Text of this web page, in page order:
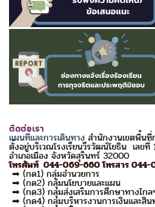
ติดต่อเรา
แผนที่และการเดินทาง สำนักงานเขตพื้น
ตั้งอยู่บริเวณโรงเรียนวีรวัฒน์โยธิน เลข
อำเภอเมือง จังหวัดสุรินทร์ 32000
โทรศัพท์ 044-069-660 โทรสาร
➡ (กด1) กลุ่มอำนวยการ
➡ (กด2) กลุ่มนโยบายและแผน
➡ (กด3) กลุ่มส่งเสริมการศึกษาทางไกล
➡ (กด4) กลุ่มบริหารงานการเงินและสิ